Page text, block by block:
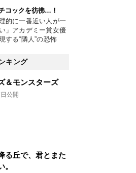
コックを彷彿…！
理的に一番近い人が一
」アカデミー賞女優
する“隣人”の恐怖
キング
＆モンスターズ
公開
る丘で、君とまた